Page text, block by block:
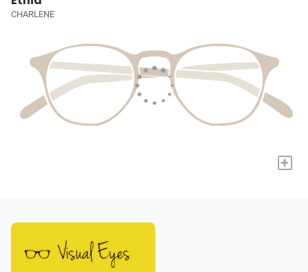
CHARLENE
+